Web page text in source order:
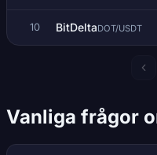
10 BitDeltaDOT/USDT
Vanliga frågor